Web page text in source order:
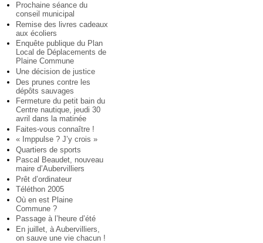
Prochaine séance du
conseil municipal
Remise des livres cadeaux
aux écoliers
Enquête publique du Plan
Local de Déplacements de
Plaine Commune
Une décision de justice
Des prunes contre les
dépôts sauvages
Fermeture du petit bain du
Centre nautique, jeudi 30
avril dans la matinée
Faites-vous connaître !
« Imppulse ? J’y crois »
Quartiers de sports
Pascal Beaudet, nouveau
maire d’Aubervilliers
Prêt d’ordinateur
Téléthon 2005
Où en est Plaine
Commune ?
Passage à l’heure d’été
En juillet, à Aubervilliers,
on sauve une vie chacun !